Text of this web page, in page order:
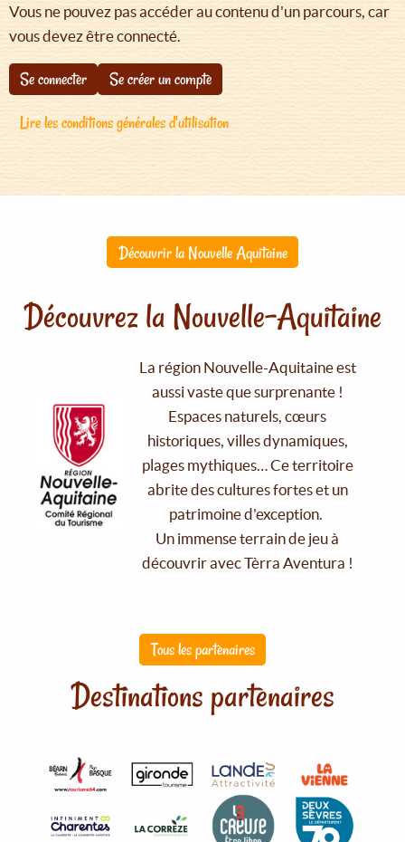
Vous ne pouvez pas accéder au contenu d'un parcours, car
vous devez être connecté.
Se connecter
Se créer un compte
Lire les conditions générales d'utilisation
Découvrir la Nouvelle Aquitaine
Découvrez la Nouvelle-Aquitaine
La région Nouvelle-Aquitaine est
aussi vaste que surprenante !
Espaces naturels, cœurs
historiques, villes dynamiques,
plages mythiques… Ce territoire
abrite des cultures fortes et un
patrimoine d'exception.
Un immense terrain de jeu à
découvrir avec Tèrra Aventura !
Tous les partenaires
Destinations partenaires